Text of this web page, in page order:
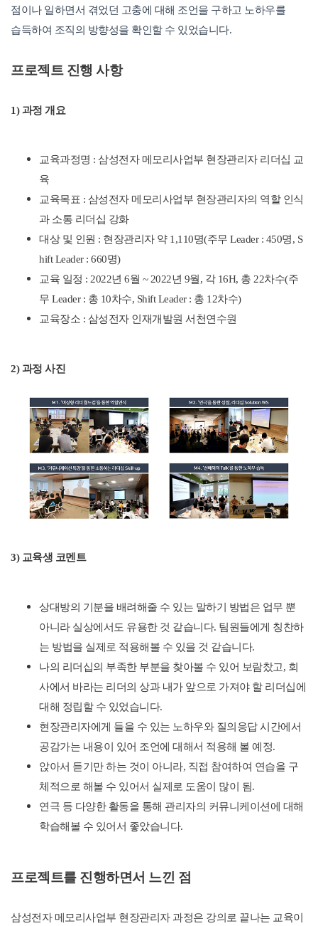
점이나 일하면서 겪었던 고충에 대해 조언을 구하고 노하우를
습득하여 조직의 방향성을 확인할 수 있었습니다.
프로젝트 진행 사항
1) 과정 개요
교육과정명 : 삼성전자 메모리사업부 현장관리자 리더십 교
육
교육목표 : 삼성전자 메모리사업부 현장관리자의 역할 인식
과 소통 리더십 강화
대상 및 인원 : 현장관리자 약 1,110명(주무 Leader : 450명, S
hift Leader : 660명)
교육 일정 : 2022년 6월 ~ 2022년 9월, 각 16H, 총 22차수(주
무 Leader : 총 10차수, Shift Leader : 총 12차수)
교육장소 : 삼성전자 인재개발원 서천연수원
2) 과정 사진
3) 교육생 코멘트
상대방의 기분을 배려해줄 수 있는 말하기 방법은 업무 뿐
아니라 실상에서도 유용한 것 같습니다. 팀원들에게 칭찬하
는 방법을 실제로 적용해볼 수 있을 것 같습니다.
나의 리더십의 부족한 부분을 찾아볼 수 있어 보람찼고, 회
사에서 바라는 리더의 상과 내가 앞으로 가져야 할 리더십에
대해 정립할 수 있었습니다.
현장관리자에게 들을 수 있는 노하우와 질의응답 시간에서
공감가는 내용이 있어 조언에 대해서 적용해 볼 예정.
앉아서 듣기만 하는 것이 아니라, 직접 참여하여 연습을 구
체적으로 해볼 수 있어서 실제로 도움이 많이 됨.
연극 등 다양한 활동을 통해 관리자의 커뮤니케이션에 대해
학습해볼 수 있어서 좋았습니다.
프로젝트를 진행하면서 느낀 점
삼성전자 메모리사업부 현장관리자 과정은 강의로 끝나는 교육이